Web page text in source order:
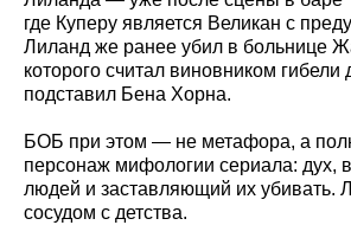
где Куперу является Великан с
Лиланд же ранее убил в больнице
которого считал виновником гибели
подставил Бена Хорна.
БОБ при этом — не метафора, а
персонаж мифологии сериала: дух,
людей и заставляющий их убивать.
сосудом с детства.